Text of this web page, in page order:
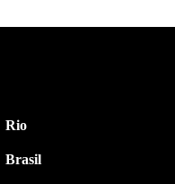
Rio
Brasil